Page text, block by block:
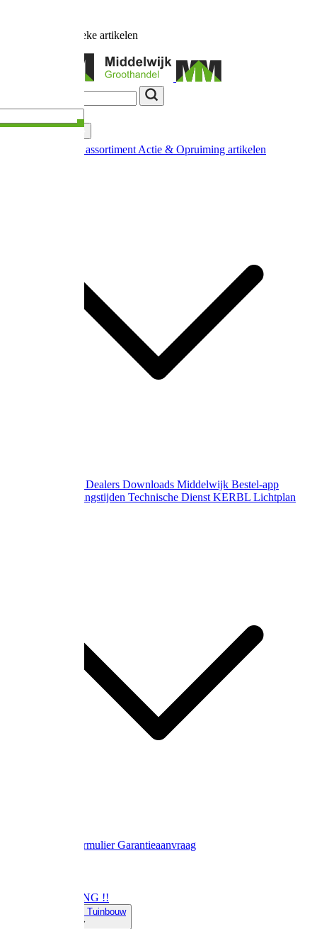
unieke artikelen
Nieuw in ons assortiment Actie & Opruiming artikelen
Dealers Downloads Middelwijk Bestel-app
Gewijzigde openingstijden Technische Dienst KERBL Lichtplan
RetourformulierGarantieaanvraag
OPRUIMING !!
01) Land-& Tuinbouw